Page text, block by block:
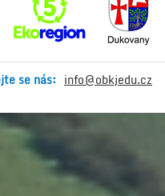
se nás: info@obkjedu.cz